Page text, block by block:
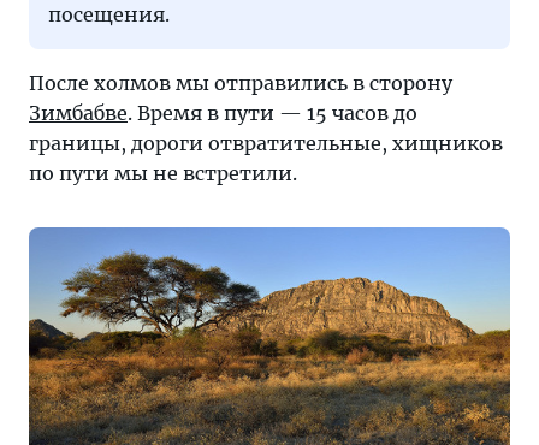
посещения.
После холмов мы отправились в сторону
Зимбабве. Время в пути — 15 часов до
границы, дороги отвратительные, хищников
по пути мы не встретили.